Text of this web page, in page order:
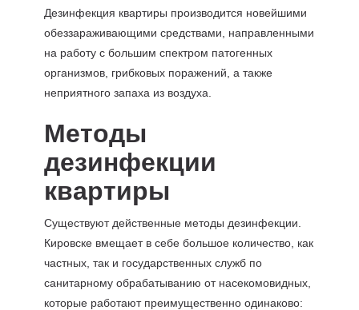
Дезинфекция квартиры производится новейшими
обеззараживающими средствами, направленными
на работу с большим спектром патогенных
организмов, грибковых поражений, а также
неприятного запаха из воздуха.
Методы
дезинфекции
квартиры
Существуют действенные методы дезинфекции.
Кировске вмещает в себе большое количество, как
частных, так и государственных служб по
санитарному обрабатыванию от насекомовидных,
которые работают преимущественно одинаково: